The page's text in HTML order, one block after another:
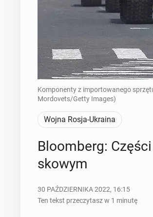
Komponenty z importowanego
Mordovets/Getty Images)
Wojna Rosja-Ukraina
Blo­om­berg:
sko­wym
30 PAŹDZIERNIKA 2022, 16:15
Ten tekst przeczytasz w 1 minutę